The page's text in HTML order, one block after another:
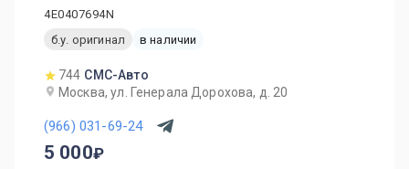
4E0407694N
б.у. оригинал
в наличии
744 СМС-Авто
Москва, ул. Генерала Дорохова, д. 20
(966) 031-69-24
5 000